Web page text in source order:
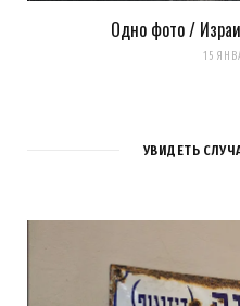
Одно фото /
15
УВИДЕТЬ